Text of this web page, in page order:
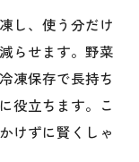
し、使う分だけ
らせます。野菜
凍保存で長持ち
役立ちます。こ
けずに賢くしゃ